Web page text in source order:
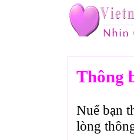
Thông
Nuế bạn
lòng